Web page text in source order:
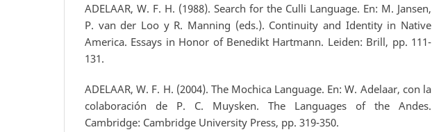
ADELAAR, W. F. H. (1988). Search for the Culli Language. En: M. Jansen,
P. van der Loo y R. Manning (eds.). Continuity and Identity in Native
America. Essays in Honor of Benedikt Hartmann. Leiden: Brill, pp. 111-
131.
ADELAAR, W. F. H. (2004). The Mochica Language. En: W. Adelaar, con la
colaboración de P. C. Muysken. The Languages of the Andes.
Cambridge: Cambridge University Press, pp. 319-350.